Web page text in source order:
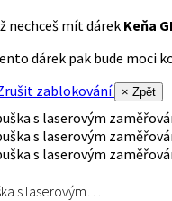
nechceš mít dárek Keňa
dárek pak bude moci
zablokování
× Zpět
s laserovým…